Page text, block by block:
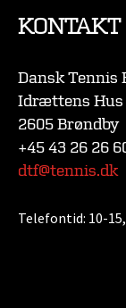
KONTAKT
Dansk Tennis
Idrættens Hus
2605 Brøndby
+45 43 26 26
dtf@tennis.dk
Telefontid: 10-